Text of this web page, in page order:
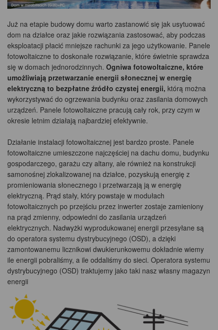
Już na etapie budowy domu warto zastanowić się jak usytuować
dom na działce oraz jakie rozwiązania zastosować, aby podczas
eksploatacji płacić mniejsze rachunki za jego użytkowanie. Panele
fotowoltaiczne to doskonałe rozwiązanie, które świetnie sprawdza
się w domach jednorodzinnych. Ogniwa fotowoltaiczne, które
umożliwiają przetwarzanie energii słonecznej w energię
elektryczną to bezpłatne źródło czystej energii, którą można
wykorzystywać do ogrzewania budynku oraz zasilania domowych
urządzeń. Panele fotowoltaiczne pracują cały rok, przy czym w
okresie letnim działają najbardziej efektywnie.
Działanie instalacji fotowoltaicznej jest bardzo proste. Panele
fotowoltaiczne umieszczone najczęściej na dachu domu, budynku
gospodarczego, garażu czy altany, ale również na konstrukcji
samonośnej zlokalizowanej na działce, pozyskują energię z
promieniowania słonecznego i przetwarzają ją w energię
elektryczną. Prąd stały, który powstaje w modułach
fotowoltaicznych po przejściu przez inwerter zostaje zamieniony
na prąd zmienny, odpowiedni do zasilania urządzeń
elektrycznych. Nadwyżki wyprodukowanej energii przesyłane są
do operatora systemu dystrybucyjnego (OSD), a dzięki
zamontowanemu licznikowi dwukierunkowemu dokładnie wiemy
ile energii pobraliśmy, a ile oddaliśmy do sieci. Operatora systemu
dystrybucyjnego (OSD) traktujemy jako taki nasz własny magazyn
energii